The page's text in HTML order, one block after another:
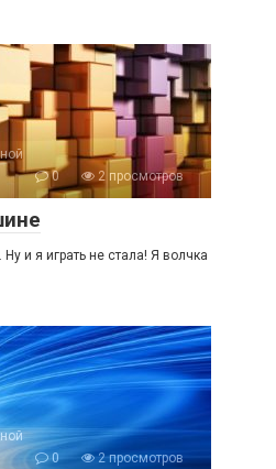
0
2 просмотров
и я играть не стала! Я волчка
0
2 просмотров